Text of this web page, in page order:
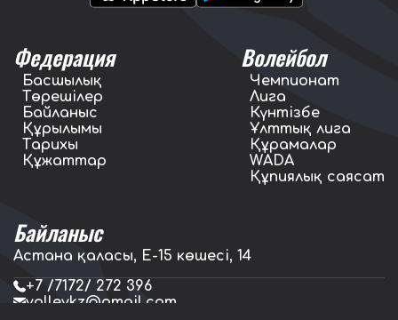
Федерация
Басшылық
Төрешілер
Байланыс
Құрылымы
Тарихы
Құжаттар
Волейбол
Чемпионат
Лига
Күнтізбе
Ұлттық лига
Құрамалар
WADA
Құпиялық саясат
Байланыс
Астана қаласы, E-15 көшесі, 14
+7 /7172/ 272 396
volleykz@gmail.com